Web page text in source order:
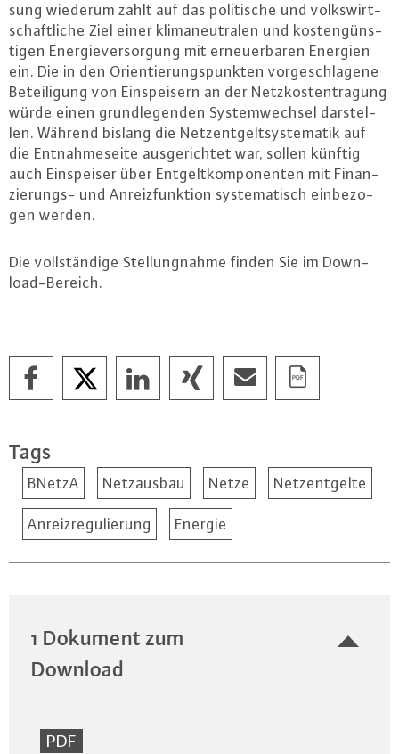
sung wiederum zahlt auf das po­li­ti­sche und volks­wirt­
schaft­li­che Ziel einer kli­ma­neu­tra­len und kos­ten­güns­
ti­gen En­er­gie­ver­sor­gung mit er­neu­er­ba­ren Energien
ein. Die in den Ori­en­tie­rungs­punk­ten vor­ge­schla­ge­ne
Be­tei­li­gung von Ein­spei­sern an der Netz­kos­ten­tra­gung
würde einen grund­le­gen­den Sys­tem­wech­sel dar­stel­
len. Während bislang die Netz­ent­gelt­sys­te­ma­tik auf
die Ent­nah­me­sei­te aus­ge­rich­tet war, sollen künftig
auch Ein­spei­ser über Ent­gelt­kom­po­nen­ten mit Fi­nan­
zie­rungs- und An­reiz­funk­ti­on sys­te­ma­tisch ein­be­zo­
gen werden.
Die voll­stän­di­ge Stel­lung­nah­me finden Sie im Down­
load-Be­reich.
Tags
BNetzA Netzausbau Netze Netzentgelte
Anreizregulierung Energie
1 Dokument zum
Download
PDF